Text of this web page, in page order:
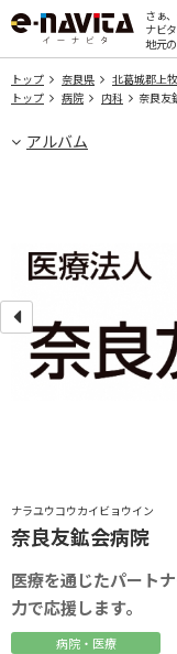
さぁ
ナビ
地元
トップ 奈良県 北葛城郡上
トップ
病院 内科 奈良友
アルバム
ナラユウコウカイビョウイン
奈良友鉱会病院
医療を通じたパート
力で応援します。
病院・医療